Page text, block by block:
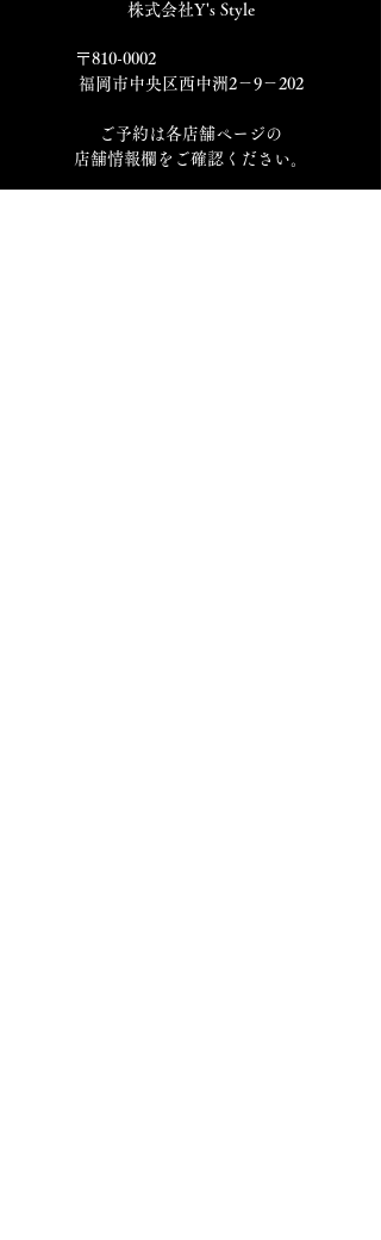
株式会社Y's Style
〒810-0002
福岡市中央区西中洲2－9－202
​ご予約は各店舗ページの
店舗情報欄をご確認ください。